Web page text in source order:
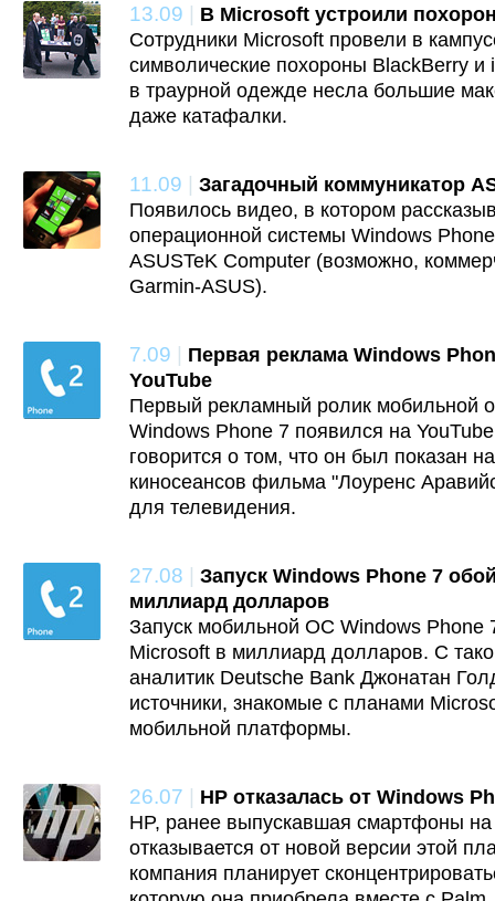
13.09 | В Microsoft устроили
Cотрудники Microsoft провели в
символические похороны BlackBerry
в траурной одежде несла большие
даже катафалки.
11.09 | Загадочный коммуникатор
Появилось видео, в котором
операционной системы Windows
ASUSTeK Computer (возможно,
Garmin-ASUS).
7.09 | Первая реклама Windows
YouTube
Первый рекламный ролик мобильной
Windows Phone 7 появился на
говорится о том, что он был показан
киносеансов фильма "Лоуренс
для телевидения.
27.08 | Запуск Windows Phone 7
миллиард долларов
Запуск мобильной ОС Windows Phone
Microsoft в миллиард долларов. С
аналитик Deutsche Bank Джонатан
источники, знакомые с планами
мобильной платформы.
26.07 | HP отказалась от Windows
HP, ранее выпускавшая смартфоны
отказывается от новой версии этой
компания планирует